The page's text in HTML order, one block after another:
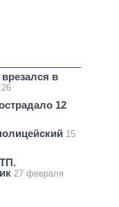
в
12
15
27 февраля